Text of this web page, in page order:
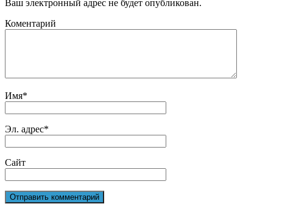
Ваш электронный адрес не будет опубликован.
Коментарий
Имя*
Эл. адрес*
Сайт